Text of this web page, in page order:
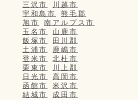
三沢市
川越市
宇和島市
熊毛郡
旭市
南アルプス市
玉名市
山鹿市
飯塚市
田川郡
土浦市
鹿嶋市
登米市
北杜市
栗東市
川上郡
日光市
高岡市
函館市
米沢市
結城市
成田市